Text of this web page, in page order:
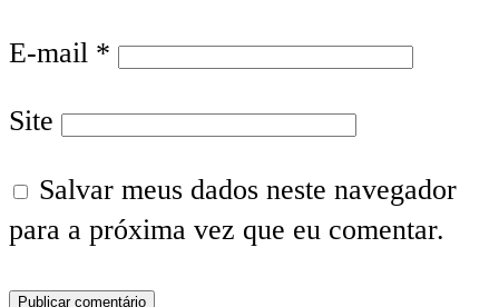
E-mail *
Site
Salvar meus dados neste navegador
para a próxima vez que eu comentar.